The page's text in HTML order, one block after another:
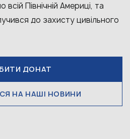
Північній Америці, та
до захисту цивільного
ДОНАТ
НА НАШІ НОВИНИ